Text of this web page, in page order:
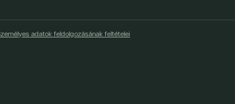
adatok feldolgozásának feltételei